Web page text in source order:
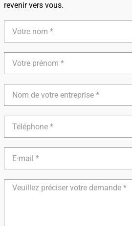
revenir vers vous.
nom
prénom
votre
entreprise
mail
Détails